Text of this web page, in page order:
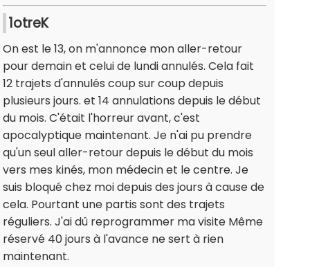
1otreK
On est le 13, on m'annonce mon aller-retour
pour demain et celui de lundi annulés. Cela fait
12 trajets d'annulés coup sur coup depuis
plusieurs jours. et 14 annulations depuis le début
du mois. C'était l'horreur avant, c'est
apocalyptique maintenant. Je n'ai pu prendre
qu'un seul aller-retour depuis le début du mois
vers mes kinés, mon médecin et le centre. Je
suis bloqué chez moi depuis des jours à cause de
cela. Pourtant une partis sont des trajets
réguliers. J'ai dû reprogrammer ma visite Même
réservé 40 jours à l'avance ne sert à rien
maintenant.